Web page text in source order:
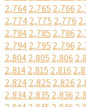
2,7642,765 2,766
2,7742,775 2,776
2,7842,785 2,786
2,7942,795 2,796
2,8042,805 2,806
2,8142,815 2,816
2,8242,825 2,826
2,8342,835 2,836